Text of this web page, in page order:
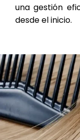
una gestión
desde el inicio.